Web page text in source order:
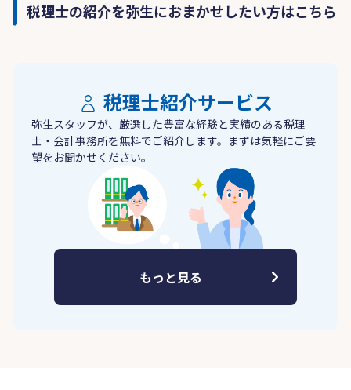
税理士の紹介を弥生におまかせしたい方はこちら
税理士紹介サービス
弥生スタッフが、厳選した豊富な経験と実績のある税理
士・会計事務所を無料でご紹介します。まずは気軽にご要
望をお聞かせください。
もっと見る